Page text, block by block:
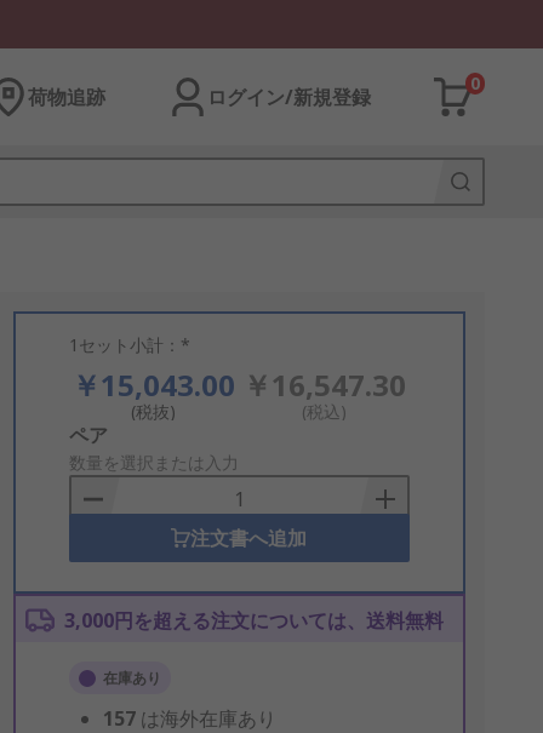
荷物追跡 ログイン/新規登録
0
1セット小計：*
￥15,043.00
(税抜)
￥16,547.30
(税込)
Add
to
Basket
ペア
数量を選択または入力
注文書へ追加
3,000円を超える注文については、送料無料
在庫あり
157 は海外在庫あり